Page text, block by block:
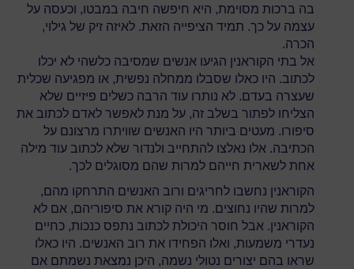
בה ברכות מסוימת, היא חיפשה חיבה במבטו, וכעסה על
עצמה על כך. תמיד הציפייה הזאת. לאיזה זיק של גילוי,
הכרה.
אל בתי הקוראנין הגיעו אנשים שמסיבה כלשהי לא יכלו
לכתוב. היו כאלו שסבלו ממחלה נפשית, או מפגיעה שכלית
שעצרה בעדם. לא נותרו עוד הרבה כשלים פיזיים שלא
הצליחו לפתור בשלב זה, על מנת לאפשר לאדם לכתוב את
סיפורו. מעטים ביותר היו האנשים שוויתרו מרצונם על
הכתיבה. אלו נאלצו להתחייב ולנדור שלא לכתוב עוד מילה
אחת לשארית חייהם למרות שהם מסוגלים לכך.
הקוראנין נחשבו לחריגים ורוב האנשים התרחקו מהם,
למרות שהיו נחוצים. מי היה קורא את סיפוריהם, אם לא
הקוראנין. אבל חוסר היכולת לכתוב נתפס כנכות, כחיים
נעדרי משמעות, ואלו הפחידו את רוב האנשים. היו כאלו
שראו בהם יצורים נטולי נשמה, היכן נמצאת נשמתם אם